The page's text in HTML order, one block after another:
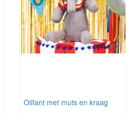
Olifant met muts en kraag